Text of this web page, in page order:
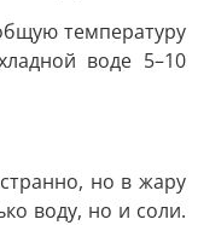
температуру
воде 5–10
но в жару
воду, но и соли.